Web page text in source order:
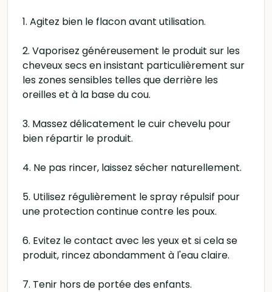
1. Agitez bien le flacon avant utilisation.
2. Vaporisez généreusement le produit sur les
cheveux secs en insistant particulièrement sur
les zones sensibles telles que derrière les
oreilles et à la base du cou.
3. Massez délicatement le cuir chevelu pour
bien répartir le produit.
4. Ne pas rincer, laissez sécher naturellement.
5. Utilisez régulièrement le spray répulsif pour
une protection continue contre les poux.
6. Evitez le contact avec les yeux et si cela se
produit, rincez abondamment à l'eau claire.
7. Tenir hors de portée des enfants.